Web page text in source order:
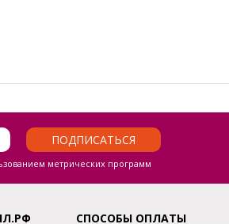
ПОДПИСАТЬСЯ
метрических программ
СПОСОБЫ ОПЛАТЫ